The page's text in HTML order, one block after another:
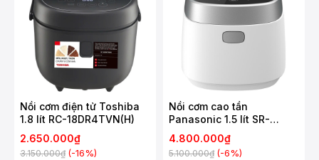
Nồi cơm điện tử Toshiba
1.8 lít RC-18DR4TVN(H)
2.650.000₫
3.150.000₫ (-16%)
Nồi cơm cao tần
Panasonic 1.5 lít SR-
HNS151WRA
4.800.000₫
5.100.000₫ (-6%)